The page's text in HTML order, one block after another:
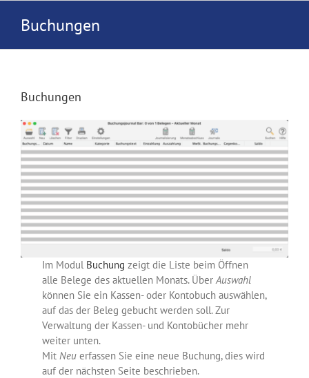
InhaltBuchungen
Buchungen
Im Modul Buchung zeigt die Liste beim Öffnen
alle Belege des aktuellen Monats. ÜberAuswahl
können Sie ein Kassen- oder Kontobuch auswählen,
auf das der Beleg gebucht werden soll. Zur
Verwaltung der Kassen- und Kontobücher mehr
weiter unten.
MitNeu erfassen Sie eine neue Buchung, dies wird
auf der nächsten Seite beschrieben.